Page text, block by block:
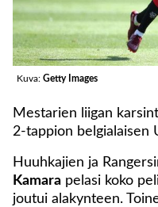
Kuva: Getty Images
Mestarien liigan
2-tappion belgialaisen
Huuhkajien ja
Kamara pelasi koko
joutui alakynteen.